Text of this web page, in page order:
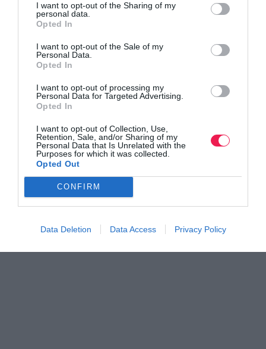
I want to opt-out of the Sharing of my
personal data.
Opted In
I want to opt-out of the Sale of my
Personal Data.
Opted In
I want to opt-out of processing my
Personal Data for Targeted Advertising.
Opted In
I want to opt-out of Collection, Use,
Retention, Sale, and/or Sharing of my
Personal Data that Is Unrelated with the
Purposes for which it was collected.
Opted Out
CONFIRM
Data Deletion Data Access Privacy Policy
Το promo video του 8ου Νάουσα Βέρμιο Trail